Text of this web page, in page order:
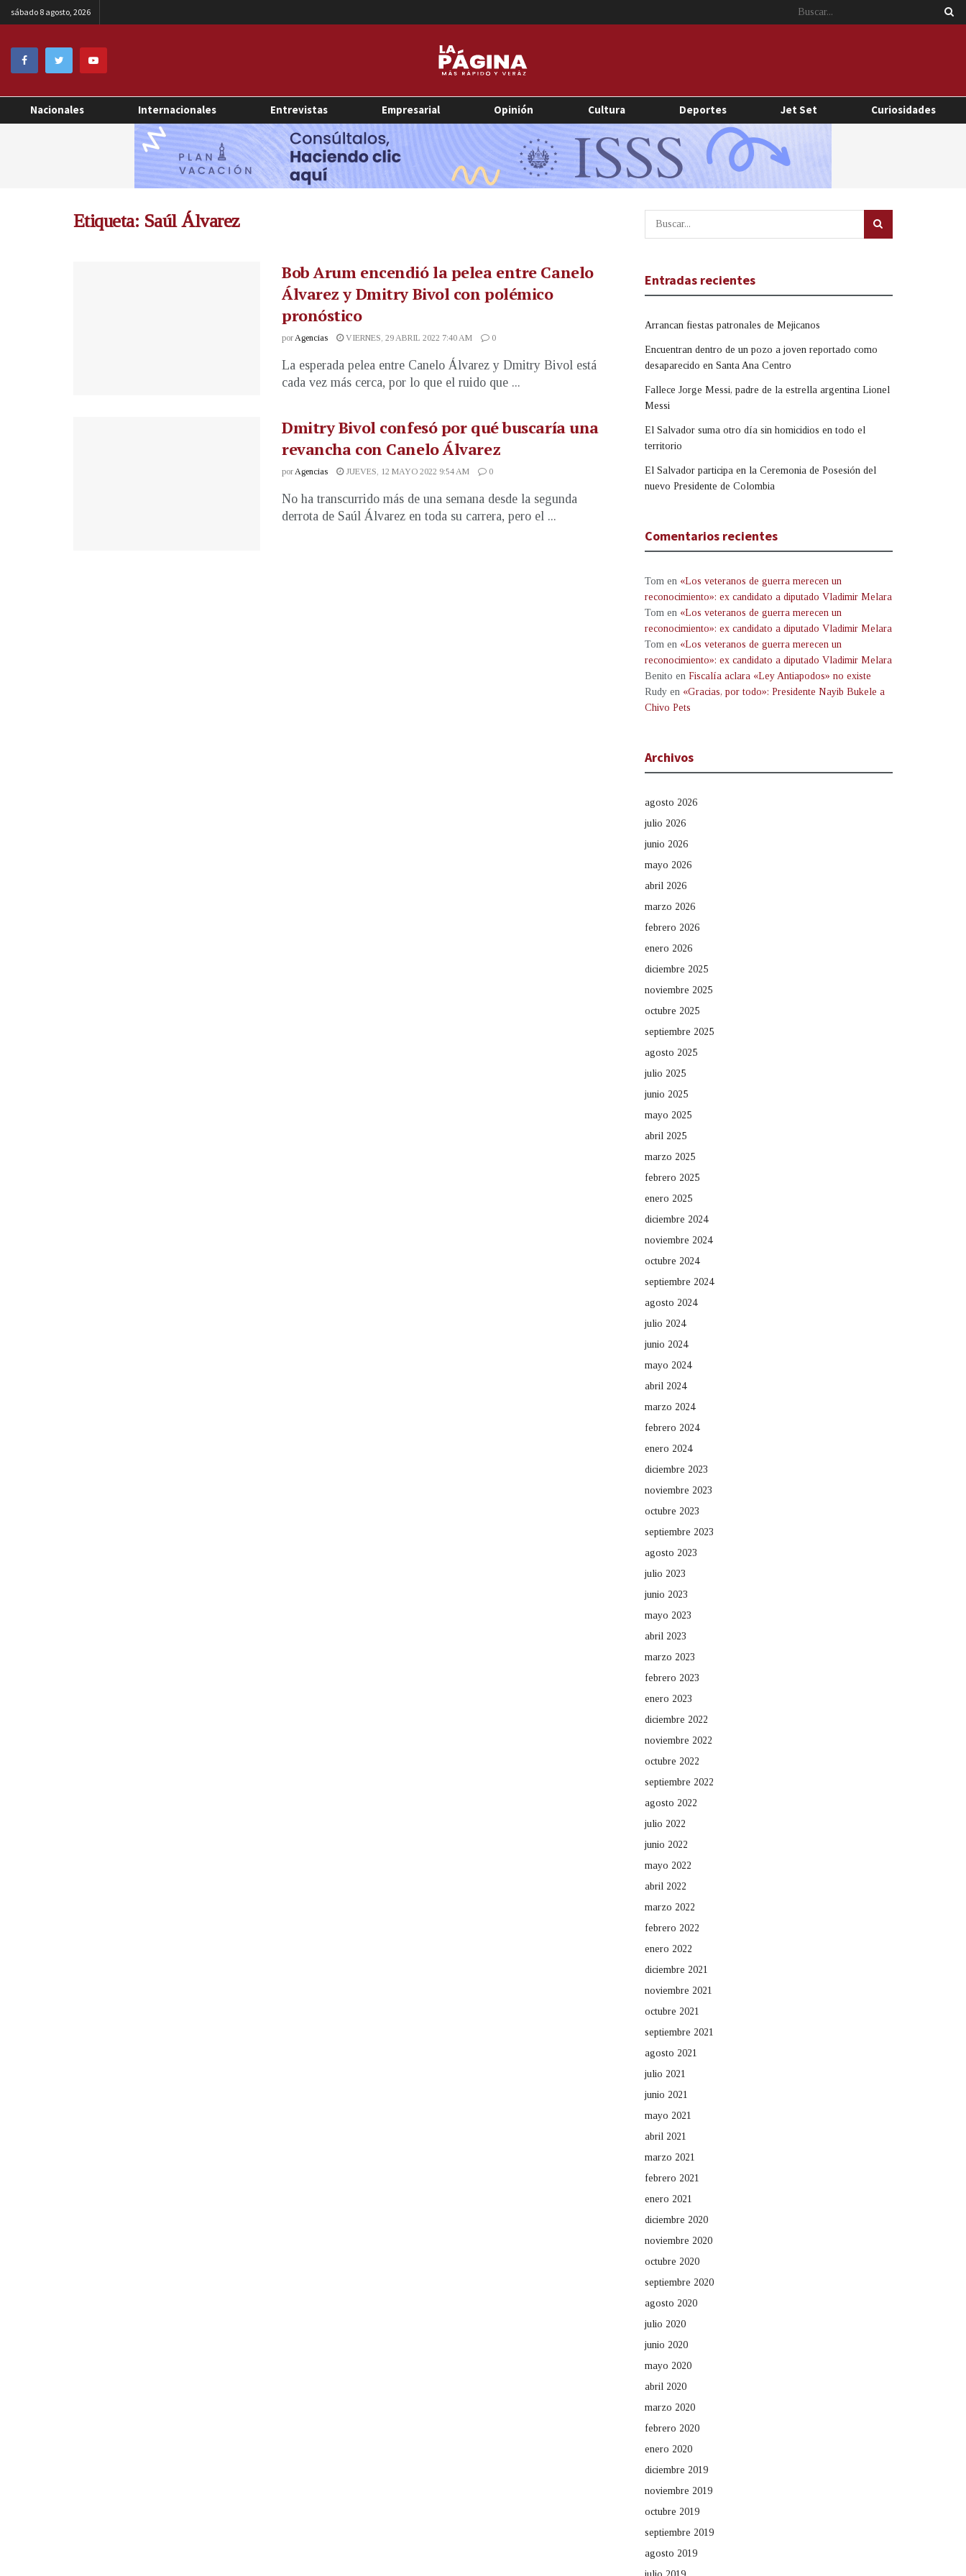
sábado 8 agosto, 2026
Nacionales Internacionales Entrevistas Empresarial Opinión Cultura Deportes Jet Set Curiosidades
Etiqueta: Saúl Álvarez
Bob Arum encendió la pelea entre Canelo
Álvarez y Dmitry Bivol con polémico
pronóstico
porAgencias VIERNES, 29 ABRIL 2022 7:40 AM 0
La esperada pelea entre Canelo Álvarez y Dmitry Bivol está
cada vez más cerca, por lo que el ruido que ...
Dmitry Bivol confesó por qué buscaría una
revancha con Canelo Álvarez
porAgencias JUEVES, 12 MAYO 2022 9:54 AM 0
No ha transcurrido más de una semana desde la segunda
derrota de Saúl Álvarez en toda su carrera, pero el ...
Entradas recientes
Arrancan fiestas patronales de Mejicanos
Encuentran dentro de un pozo a joven reportado como
desaparecido en Santa Ana Centro
Fallece Jorge Messi, padre de la estrella argentina Lionel
Messi
El Salvador suma otro día sin homicidios en todo el
territorio
El Salvador participa en la Ceremonia de Posesión del
nuevo Presidente de Colombia
Comentarios recientes
Tom en «Los veteranos de guerra merecen un
reconocimiento»: ex candidato a diputado Vladimir Melara
Tom en «Los veteranos de guerra merecen un
reconocimiento»: ex candidato a diputado Vladimir Melara
Tom en «Los veteranos de guerra merecen un
reconocimiento»: ex candidato a diputado Vladimir Melara
Benito en Fiscalía aclara «Ley Antiapodos» no existe
Rudy en «Gracias, por todo»: Presidente Nayib Bukele a
Chivo Pets
Archivos
agosto 2026
julio 2026
junio 2026
mayo 2026
abril 2026
marzo 2026
febrero 2026
enero 2026
diciembre 2025
noviembre 2025
octubre 2025
septiembre 2025
agosto 2025
julio 2025
junio 2025
mayo 2025
abril 2025
marzo 2025
febrero 2025
enero 2025
diciembre 2024
noviembre 2024
octubre 2024
septiembre 2024
agosto 2024
julio 2024
junio 2024
mayo 2024
abril 2024
marzo 2024
febrero 2024
enero 2024
diciembre 2023
noviembre 2023
octubre 2023
septiembre 2023
agosto 2023
julio 2023
junio 2023
mayo 2023
abril 2023
marzo 2023
febrero 2023
enero 2023
diciembre 2022
noviembre 2022
octubre 2022
septiembre 2022
agosto 2022
julio 2022
junio 2022
mayo 2022
abril 2022
marzo 2022
febrero 2022
enero 2022
diciembre 2021
noviembre 2021
octubre 2021
septiembre 2021
agosto 2021
julio 2021
junio 2021
mayo 2021
abril 2021
marzo 2021
febrero 2021
enero 2021
diciembre 2020
noviembre 2020
octubre 2020
septiembre 2020
agosto 2020
julio 2020
junio 2020
mayo 2020
abril 2020
marzo 2020
febrero 2020
enero 2020
diciembre 2019
noviembre 2019
octubre 2019
septiembre 2019
agosto 2019